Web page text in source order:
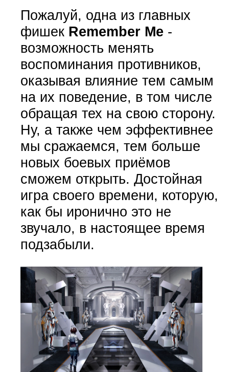
Пожалуй, одна из главных
фишек Remember Me -
возможность менять
воспоминания противников,
оказывая влияние тем самым
на их поведение, в том числе
обращая тех на свою сторону.
Ну, а также чем эффективнее
мы сражаемся, тем больше
новых боевых приёмов
сможем открыть. Достойная
игра своего времени, которую,
как бы иронично это не
звучало, в настоящее время
подзабыли.